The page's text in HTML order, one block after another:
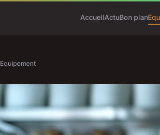
AccueilActuBon plan
Equipement